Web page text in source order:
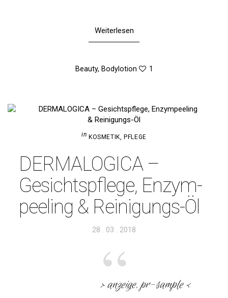
Weiterlesen
Beauty, Bodylotion 1
in KOSMETIK, PFLEGE
DER­MA­LO­GICA –
Gesichts­pflege, Enzym­
pee­ling & Reinigungs-Öl
Veröffentlicht
28 . 03 . 2018
> anzeige, pr-sample <